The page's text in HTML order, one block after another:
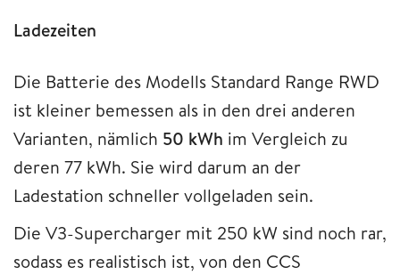
Ladezeiten
Die Batterie des Modells Standard Range RWD
ist kleiner bemessen als in den drei anderen
Varianten, nämlich 50 kWh im Vergleich zu
deren 77 kWh. Sie wird darum an der
Ladestation schneller vollgeladen sein.
Die V3-Supercharger mit 250 kW sind noch rar,
sodass es realistisch ist, von den CCS